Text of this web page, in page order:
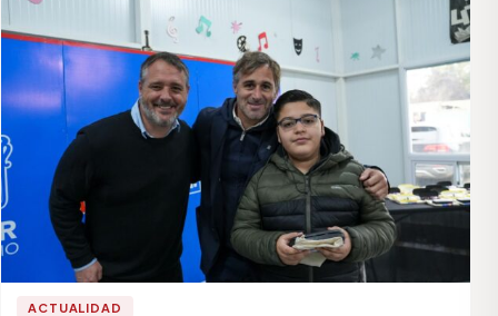
ACTUALIDAD